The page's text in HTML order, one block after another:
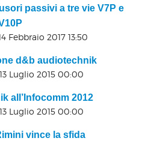
passivi a tre vie V7P e
Febbraio 2017 13:50
d&b audiotechnik
Luglio 2015 00:00
all’Infocomm 2012
Luglio 2015 00:00
vince la sfida